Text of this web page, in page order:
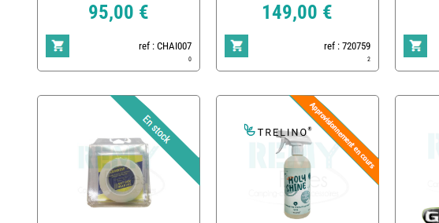
95,00 €
ref : CHAI007
0
149,00 €
ref : 720759
2